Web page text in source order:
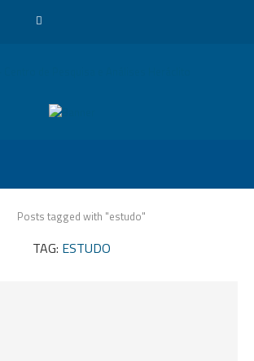
Posts tagged with "estudo"
TAG: ESTUDO